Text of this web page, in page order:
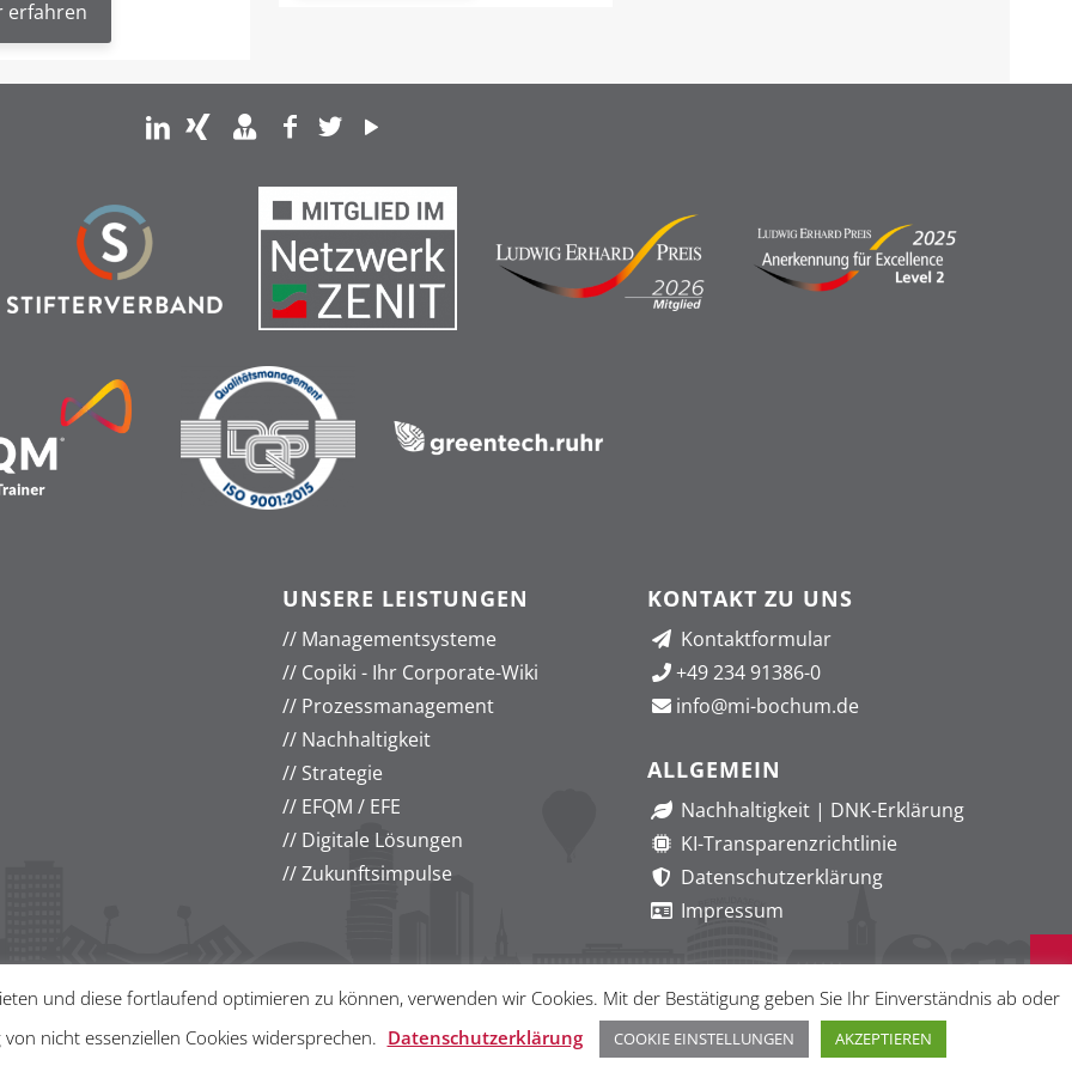
erfahren
UNSERE LEISTUNGEN
// Managementsysteme
// Copiki - Ihr Corporate-Wiki
// Prozessmanagement
// Nachhaltigkeit
// Strategie
// EFQM / EFE
// Digitale Lösungen
//Zukunftsimpulse
KONTAKT ZU UNS
Kontaktformular
+49 234 91386-0
info@mi-bochum.de
ALLGEMEIN
Nachhaltigkeit | DNK-Erklärung
KI-Transparenzrichtlinie
Datenschutzerklärung
Impressum
gehostet © 2018//mib Management Institut Bochum GmbH. All Rights Reserved.
und diese fortlaufend optimieren zu können, verwenden wir Cookies. Mit der Bestätigung geben Sie Ihr Einverständnis ab oder
nicht essenziellen Cookies widersprechen. Datenschutzerklärung COOKIE EINSTELLUNGEN AKZEPTIEREN